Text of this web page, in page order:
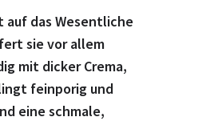
auf das Wesentliche
sie vor allem
mit dicker Crema,
feinporig und
eine schmale,